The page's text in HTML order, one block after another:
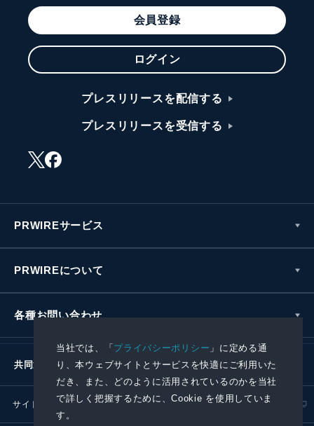
当社では、「プライバシーポリシー 」に定める通
り、本ウェブサイトとサービスを快適にご利用いた
だき、また、どのように活用されているのかを当社
で詳しく把握するために、Cookie を使用していま
す。
会員登録
ログイン
プレスリリースを配信する
プレスリリースを受信する
PRWIREサービス
PRWIREについて
各種お問い合わせ
共同通信社グループ
サイトポリシー プライバシーポリシー